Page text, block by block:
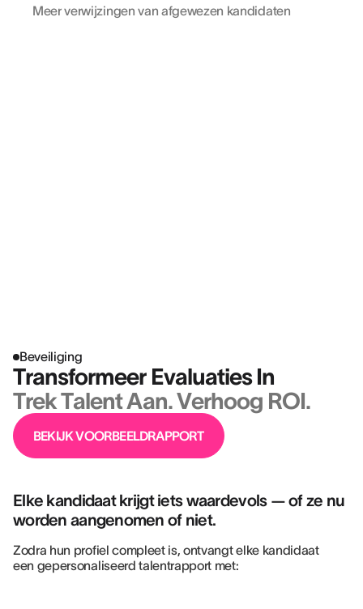
Meer verwijzingen van afgewezen kandidaten
Beveiliging
Transformeer Evaluaties In
Trek Talent Aan. Verhoog ROI.
BEKIJK VOORBEELDRAPPORT
Elke kandidaat krijgt iets waardevols — of ze nu
worden aangenomen of niet.
Zodra hun profiel compleet is, ontvangt elke kandidaat
een gepersonaliseerd talentrapport met: